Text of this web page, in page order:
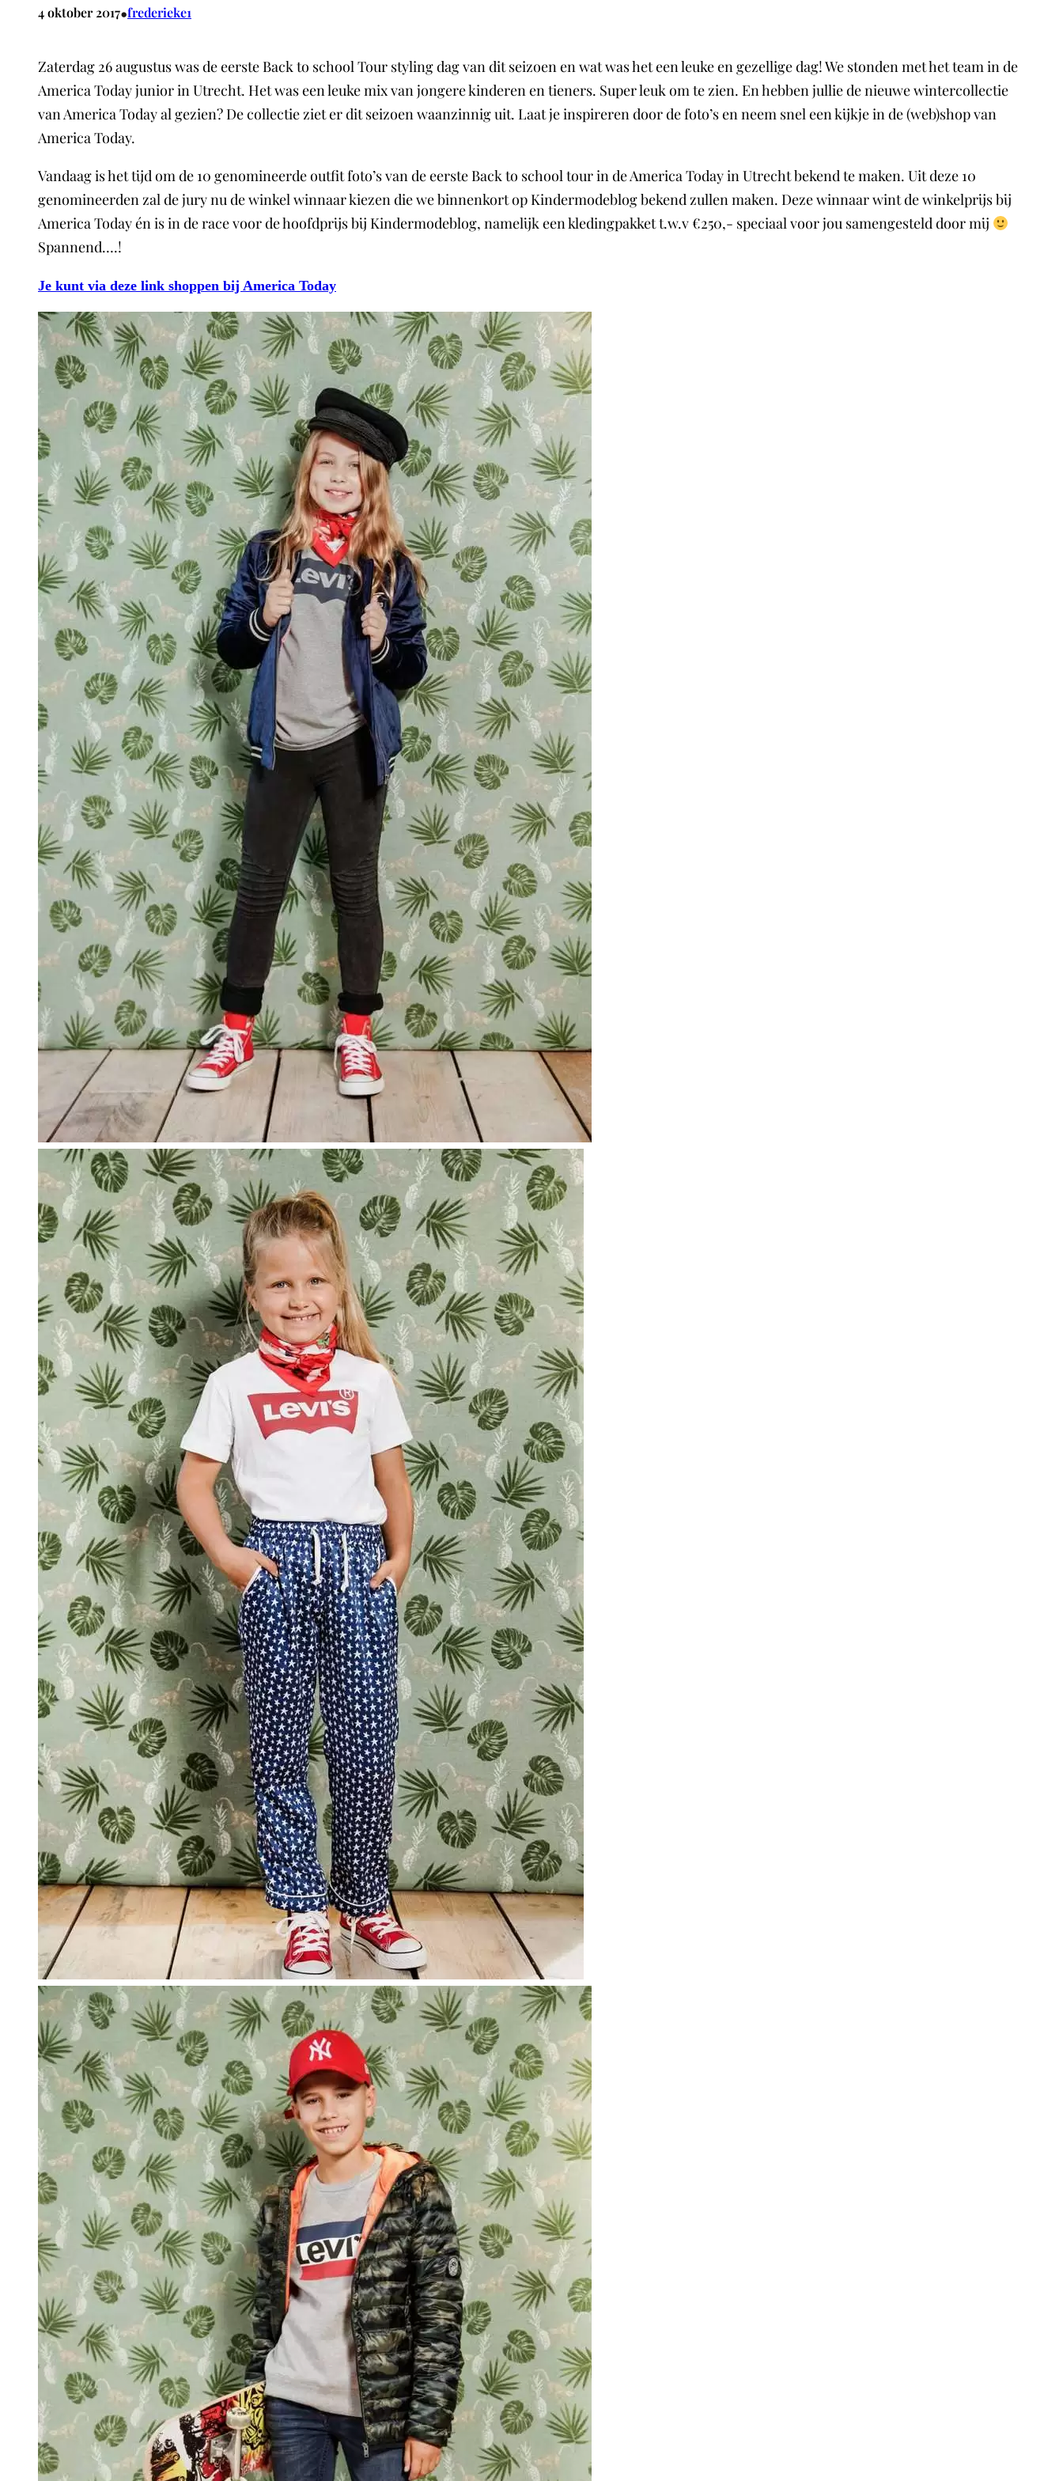
4 oktober 2017•frederieke1
Zaterdag 26 augustus was de eerste Back to school Tour styling dag van dit seizoen en wat was het een leuke en gezellige dag! We stonden met het team in de
America Today junior in Utrecht. Het was een leuke mix van jongere kinderen en tieners. Super leuk om te zien. En hebben jullie de nieuwe wintercollectie
van America Today al gezien? De collectie ziet er dit seizoen waanzinnig uit. Laat je inspireren door de foto’s en neem snel een kijkje in de (web)shop van
America Today.
Vandaag is het tijd om de 10 genomineerde outfit foto’s van de eerste Back to school tour in de America Today in Utrecht bekend te maken. Uit deze 10
genomineerden zal de jury nu de winkel winnaar kiezen die we binnenkort op Kindermodeblog bekend zullen maken. Deze winnaar wint de winkelprijs bij
America Today én is in de race voor de hoofdprijs bij Kindermodeblog, namelijk een kledingpakket t.w.v €250,- speciaal voor jou samengesteld door mij
Spannend….!
Je kunt via deze link shoppen bij America Today